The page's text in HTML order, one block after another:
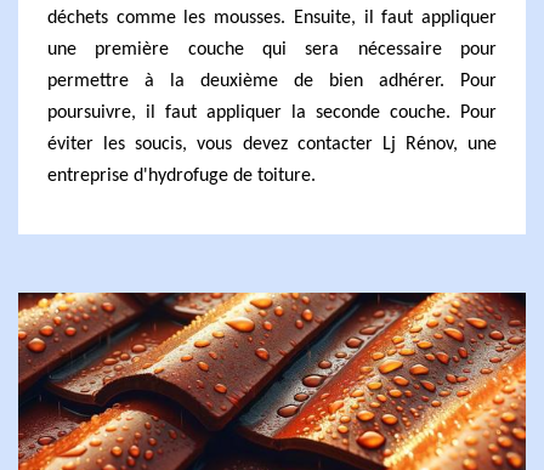
déchets comme les mousses. Ensuite, il faut appliquer
une première couche qui sera nécessaire pour
permettre à la deuxième de bien adhérer. Pour
poursuivre, il faut appliquer la seconde couche. Pour
éviter les soucis, vous devez contacter Lj Rénov, une
entreprise d'hydrofuge de toiture.